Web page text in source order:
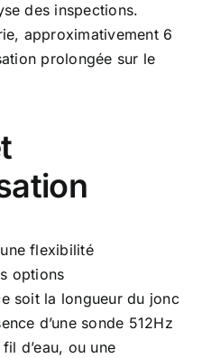
des inspections.
approximativement 6
prolongée sur le
flexibilité
options
soit la longueur du jonc
d’une sonde 512Hz
d’eau, ou une